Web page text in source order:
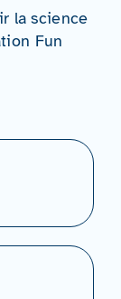
la science
Fun